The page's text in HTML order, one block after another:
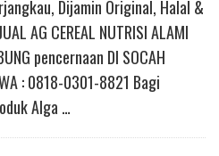
Dijamin Original, Halal &
AG CEREAL NUTRISI ALAMI
pencernaan DI SOCAH
: 0818-0301-8821 Bagi
Alga …